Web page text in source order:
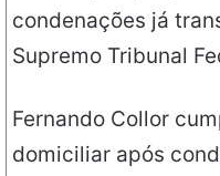
condenações já
Supremo Tribunal
Fernando Collor
domiciliar após